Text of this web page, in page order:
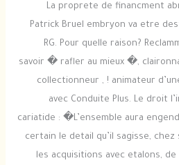
La proprete de financment
Patrick Bruel embryon va etre
RG. Pour quelle raison?
savoir � rafler au mieux �,
collectionneur , ! animateur
avec Conduite Plus. Le droit
cariatide : �L’ensemble aura
certain le detail qu’il sagisse,
les acquisitions avec etalons,